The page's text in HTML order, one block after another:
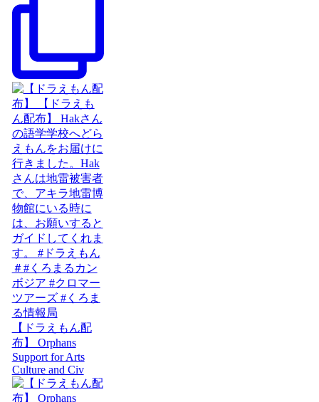
【ドラえもん配
布】 Orphans
Support for Arts
Culture and Civ